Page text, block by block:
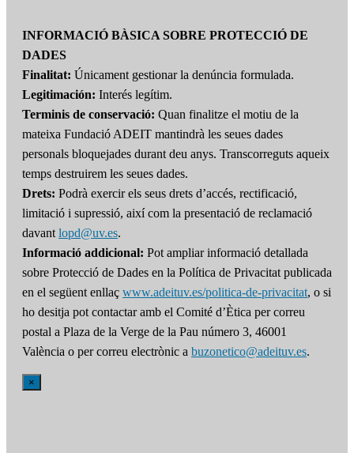
INFORMACIÓ BÀSICA SOBRE PROTECCIÓ DE
DADES
Finalitat: Únicament gestionar la denúncia formulada.
Legitimación: Interés legítim.
Terminis de conservació: Quan finalitze el motiu de la
mateixa Fundació ADEIT mantindrà les seues dades
personals bloquejades durant deu anys. Transcorreguts aqueix
temps destruirem les seues dades.
Drets: Podrà exercir els seus drets d’accés, rectificació,
limitació i supressió, així com la presentació de reclamació
davant lopd@uv.es.
Informació addicional: Pot ampliar informació detallada
sobre Protecció de Dades en la Política de Privacitat publicada
en el següent enllaç www.adeituv.es/politica-de-privacitat, o si
ho desitja pot contactar amb el Comité d’Ètica per correu
postal a Plaza de la Verge de la Pau número 3, 46001
València o per correu electrònic a buzonetico@adeituv.es.
×